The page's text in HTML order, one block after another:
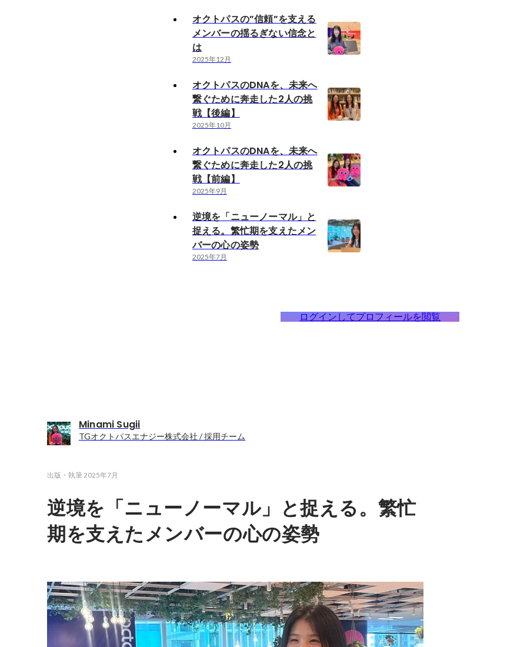
オクトパスの”信頼”を支える
メンバーの揺るぎない信念と
は
2025年12月
オクトパスのDNAを、未来へ
繋ぐために奔走した2人の挑
戦【後編】
2025年10月
オクトパスのDNAを、未来へ
繋ぐために奔走した2人の挑
戦【前編】
2025年9月
逆境を「ニューノーマル」と
捉える。繁忙期を支えたメン
バーの心の姿勢
2025年7月
ログインしてプロフィールを閲覧
Minami Sugii
TGオクトパスエナジー株式会社 / 採用チーム
出版・執筆 2025年7月
逆境を「ニューノーマル」と捉える。繁忙
期を支えたメンバーの心の姿勢